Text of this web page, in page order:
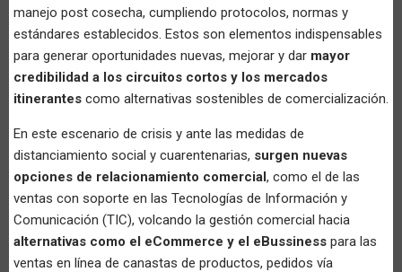
manejo post cosecha, cumpliendo protocolos, normas y
estándares establecidos. Estos son elementos indispensables
para generar oportunidades nuevas, mejorar y dar mayor
credibilidad a los circuitos cortos y los mercados
itinerantes como alternativas sostenibles de comercialización.
En este escenario de crisis y ante las medidas de
distanciamiento social y cuarentenarias, surgen nuevas
opciones de relacionamiento comercial, como el de las
ventas con soporte en las Tecnologías de Información y
Comunicación (TIC), volcando la gestión comercial hacia
alternativas como el eCommerce y el eBussiness para las
ventas en línea de canastas de productos, pedidos vía